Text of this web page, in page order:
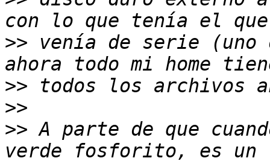
>> venía de serie (uno
>>
>>
>> A parte de que